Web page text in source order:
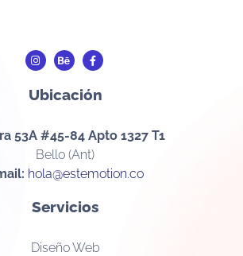
Ubicación
53A #45-84 Apto 1327 T1
Bello (Ant)
hola@estemotion.co
Servicios
Diseño Web